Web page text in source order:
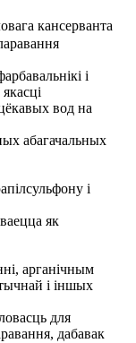
кансерванта
і
вод на
абагачальных
і
як
арганічным
і іншых
для
дабавак